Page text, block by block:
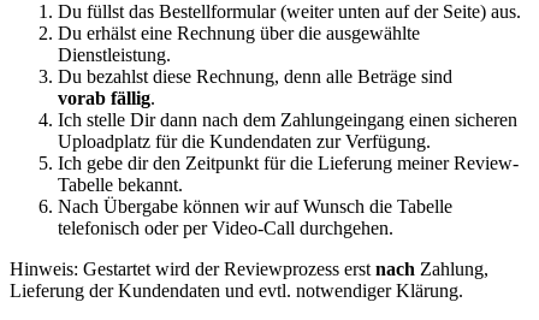
Du füllst das Bestellformular (weiter unten auf der Seite) aus.
Du erhälst eine Rechnung über die ausgewählte
Dienstleistung.
Du bezahlst diese Rechnung, denn alle Beträge sind
vorab fällig.
Ich stelle Dir dann nach dem Zahlungeingang einen sicheren
Uploadplatz für die Kundendaten zur Verfügung.
Ich gebe dir den Zeitpunkt für die Lieferung meiner Review-
Tabelle bekannt.
Nach Übergabe können wir auf Wunsch die Tabelle
telefonisch oder per Video-Call durchgehen.
Hinweis: Gestartet wird der Reviewprozess erst nach Zahlung,
Lieferung der Kundendaten und evtl. notwendiger Klärung.